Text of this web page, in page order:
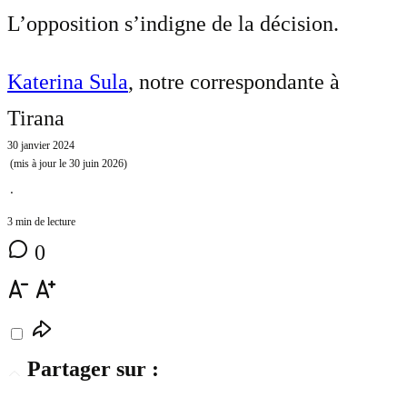
L’opposition s’indigne de la décision.
Katerina Sula, notre correspondante à
Tirana
30 janvier 2024
(mis à jour le 30 juin 2026)
⋅
3 min de lecture
0
Partager sur :